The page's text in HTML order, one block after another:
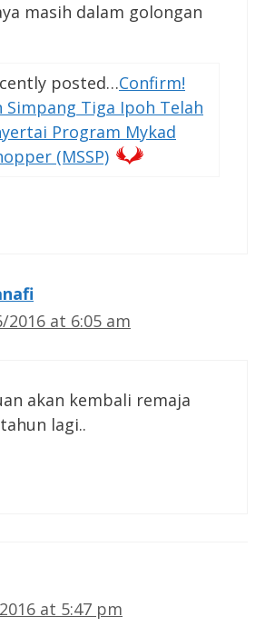
masih dalam golongan
posted…Confirm!
Simpang Tiga Ipoh Telah
Program Mykad
(MSSP)
2016 at 6:05 am
akan kembali remaja
lagi..
at 5:47 pm